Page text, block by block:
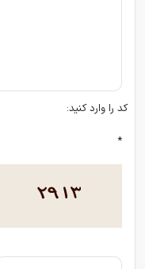
کد را وارد کنید:
*